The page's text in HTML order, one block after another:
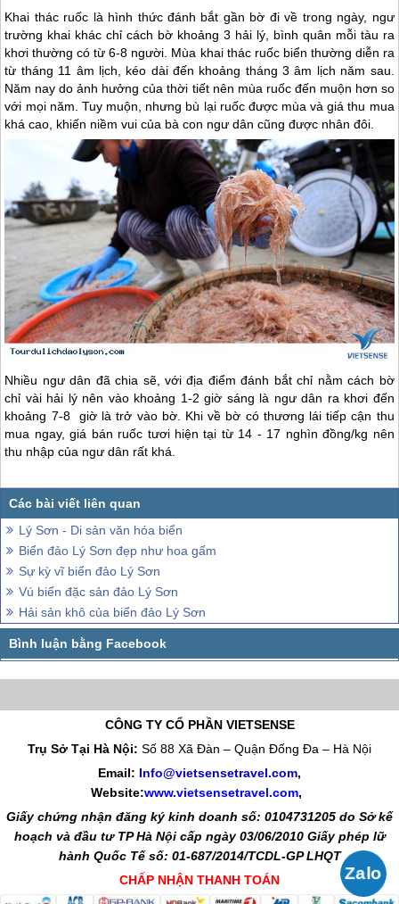
Khai thác ruốc là hình thức đánh bắt gần bờ đi về trong ngày, ngư
trường khai khác chỉ cách bờ khoảng 3 hải lý, bình quân mỗi tàu ra
khơi thường có từ 6-8 người. Mùa khai thác ruốc biển thường diễn ra
từ tháng 11 âm lịch, kéo dài đến khoảng tháng 3 âm lịch năm sau.
Năm nay do ảnh hưởng của thời tiết nên mùa ruốc đến muộn hơn so
với mọi năm. Tuy muộn, nhưng bù lại ruốc được mùa và giá thu mua
khá cao, khiến niềm vui của bà con ngư dân cũng được nhân đôi.
Nhiều ngư dân đã chia sẽ, với địa điểm đánh bắt chỉ nằm cách bờ
chỉ vài hải lý nên vào khoảng 1-2 giờ sáng là ngư dân ra khơi đến
khoảng 7-8 giờ là trở vào bờ. Khi về bờ có thương lái tiếp cận thu
mua ngay, giá bán ruốc tươi hiện tại từ 14 - 17 nghìn đồng/kg nên
thu nhập của ngư dân rất khá.
Lý Sơn - Di sản văn hóa biển
Biển đảo Lý Sơn đẹp như hoa gấm
Sự kỳ vĩ biển đảo Lý Sơn
Vú biển đặc sản đảo Lý Sơn
Hải sản khô của biển đảo Lý Sơn
CÔNG TY CỔ PHẦN VIETSENSE
Trụ Sở Tại Hà Nội: Số 88 Xã Đàn – Quận Đống Đa – Hà Nội
Email: Info@vietsensetravel.com,
Website:www.vietsensetravel.com,
Giấy chứng nhận đăng ký kinh doanh số: 0104731205 do Sở kế
hoạch và đầu tư TP Hà Nội cấp ngày 03/06/2010 Giấy phép lữ
hành Quốc Tế số: 01-687/2014/TCDL-GP LHQT
CHẤP NHẬN THANH TOÁN